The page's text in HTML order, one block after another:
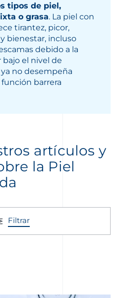
tipos de piel,
o grasa. La piel con
tirantez, picor,
bienestar, incluso
debido a la
bajo el nivel de
no desempeña
barrera
artículos y
la Piel
Filtrar